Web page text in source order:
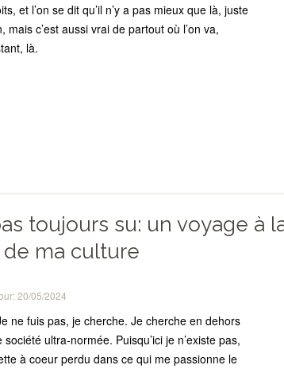
et l’on se dit qu’il n’y a pas mieux que là, juste
mais c’est aussi vrai de partout où l’on va,
là.
toujours su: un voyage à
ma culture
20/05/2024
ne fuis pas, je cherche. Je cherche en dehors
ultra-normée. Puisqu’ici je n’existe pas,
à coeur perdu dans ce qui me passionne le